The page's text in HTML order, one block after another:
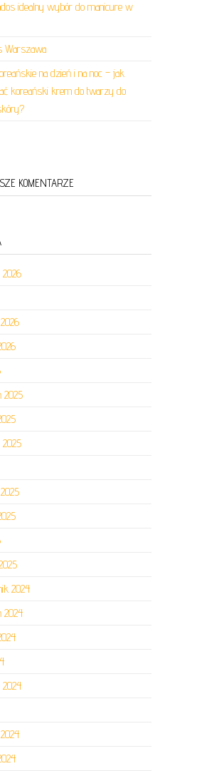
idealny wybór do manicure w
Warszawa
na dzień i na noc – jak
koreański krem do twarzy do
KOMENTARZE
2025
2024
2024